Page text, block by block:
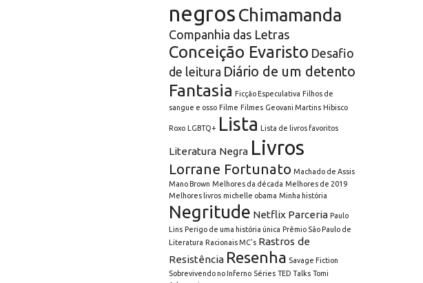
negros Chimamanda
Companhia das Letras
Conceição Evaristo Desafio
de leitura Diário de um detento
Fantasia Ficção Especulativa Filhos de
sangue e osso Filme Filmes Geovani Martins Hibisco
Roxo LGBTQ+ Lista Lista de livros favoritos
Literatura Negra Livros
Lorrane Fortunato Machado de Assis
Mano Brown Melhores da década Melhores de 2019
Melhores livros michelle obama Minha história
Negritude Netflix Parceria Paulo
Lins Perigo de uma história única Prêmio São Paulo de
Literatura Racionais MC's Rastros de
Resistência Resenha Savage Fiction
Sobrevivendo no Inferno Séries TED Talks Tomi